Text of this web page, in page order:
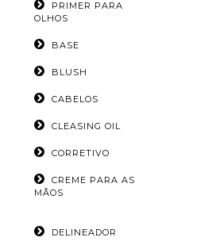
PRIMER PARA
OLHOS
BASE
BLUSH
CABELOS
CLEASING OIL
CORRETIVO
CREME PARA AS
MÃOS
DELINEADOR